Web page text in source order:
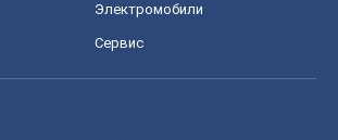
Электромобили
Сервис